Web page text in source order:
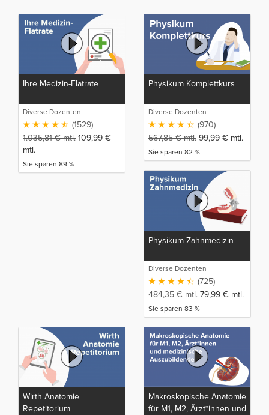
Ihre Medizin-Flatrate
Diverse Dozenten
(1529)
1.035,81€mtl. 109,99 €
mtl.
Sie sparen 89 %
Physikum Komplettkurs
Diverse Dozenten
(970)
567,85€mtl. 99,99 € mtl.
Sie sparen 82 %
Physikum Zahnmedizin
Diverse Dozenten
(725)
484,35€mtl. 79,99 € mtl.
Sie sparen 83 %
Wirth Anatomie
Repetitorium
Makroskopische Anatomie
für M1, M2, Ärzt*innen und